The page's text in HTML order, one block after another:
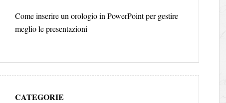
Come inserire un orologio in PowerPoint per gestire
meglio le presentazioni
CATEGORIE